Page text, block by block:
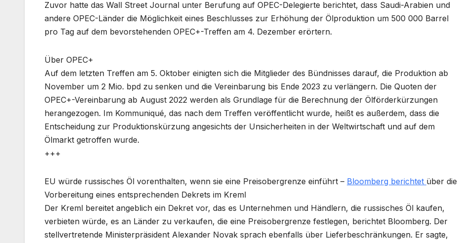
Zuvor hatte das Wall Street Journal unter Berufung auf OPEC-Delegierte berichtet, dass Saudi-Arabien und
andere OPEC-Länder die Möglichkeit eines Beschlusses zur Erhöhung der Ölproduktion um 500 000 Barrel
pro Tag auf dem bevorstehenden OPEC+-Treffen am 4. Dezember erörtern.
Über OPEC+
Auf dem letzten Treffen am 5. Oktober einigten sich die Mitglieder des Bündnisses darauf, die Produktion ab
November um 2 Mio. bpd zu senken und die Vereinbarung bis Ende 2023 zu verlängern. Die Quoten der
OPEC+-Vereinbarung ab August 2022 werden als Grundlage für die Berechnung der Ölförderkürzungen
herangezogen. Im Kommuniqué, das nach dem Treffen veröffentlicht wurde, heißt es außerdem, dass die
Entscheidung zur Produktionskürzung angesichts der Unsicherheiten in der Weltwirtschaft und auf dem
Ölmarkt getroffen wurde.
+++
EU würde russisches Öl vorenthalten, wenn sie eine Preisobergrenze einführt – Bloomberg berichtet über die
Vorbereitung eines entsprechenden Dekrets im Kreml
Der Kreml bereitet angeblich ein Dekret vor, das es Unternehmen und Händlern, die russisches Öl kaufen,
verbieten würde, es an Länder zu verkaufen, die eine Preisobergrenze festlegen, berichtet Bloomberg. Der
stellvertretende Ministerpräsident Alexander Novak sprach ebenfalls über Lieferbeschränkungen. Er sagte,